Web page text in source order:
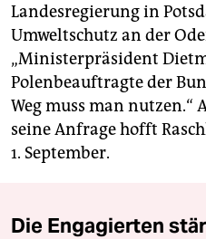
Landesregierung in
Umweltschutz an der
„Ministerpräsident
Polenbeauftragte der
Weg muss man nutzen.“
seine Anfrage hofft
1. September.
Die Engagierten